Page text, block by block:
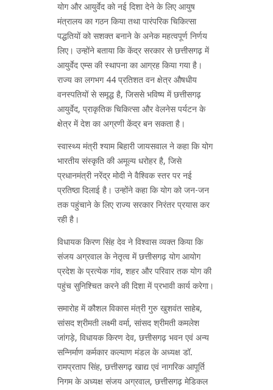
योग और आयुर्वेद को नई दिशा देने के लिए आयुष
मंत्रालय का गठन किया तथा पारंपरिक चिकित्सा
पद्धतियों को सशक्त बनाने के अनेक महत्वपूर्ण निर्णय
लिए। उन्होंने बताया कि केंद्र सरकार से छत्तीसगढ़ में
आयुर्वेद एम्स की स्थापना का आग्रह किया गया है।
राज्य का लगभग 44 प्रतिशत वन क्षेत्र औषधीय
वनस्पतियों से समृद्ध है, जिससे भविष्य में छत्तीसगढ़
आयुर्वेद, प्राकृतिक चिकित्सा और वेलनेस पर्यटन के
क्षेत्र में देश का अग्रणी केंद्र बन सकता है।
स्वास्थ्य मंत्री श्याम बिहारी जायसवाल ने कहा कि योग
भारतीय संस्कृति की अमूल्य धरोहर है, जिसे
प्रधानमंत्री नरेंद्र मोदी ने वैश्विक स्तर पर नई
प्रतिष्ठा दिलाई है। उन्होंने कहा कि योग को जन-जन
तक पहुंचाने के लिए राज्य सरकार निरंतर प्रयास कर
रही है।
विधायक किरण सिंह देव ने विश्वास व्यक्त किया कि
संजय अग्रवाल के नेतृत्व में छत्तीसगढ़ योग आयोग
प्रदेश के प्रत्येक गांव, शहर और परिवार तक योग की
पहुंच सुनिश्चित करने की दिशा में प्रभावी कार्य करेगा।
समारोह में कौशल विकास मंत्री गुरु खुशवंत साहेब,
सांसद श्रीमती लक्ष्मी वर्मा, सांसद श्रीमती कमलेश
जांगड़े, विधायक किरण देव, छत्तीसगढ़ भवन एवं अन्य
सन्निर्माण कर्मकार कल्याण मंडल के अध्यक्ष डॉ.
रामप्रताप सिंह, छत्तीसगढ़ खाद्य एवं नागरिक आपूर्ति
निगम के अध्यक्ष संजय अग्रवाल, छत्तीसगढ़ मेडिकल